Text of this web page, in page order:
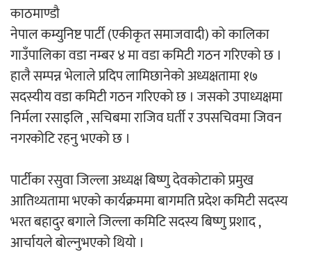
‘आइतबारको अफिस’ को परिचर्चा सम्पन्न
अर्जुन चन्द्रको ‘संवेदनाका प्रतिध्वनि’
मुक्तकसङ्ग्रह लोकार्पण
काठमाण्डौ
नेपाल कम्युनिष्ट पार्टी (एकीकृत समाजवादी) को कालिका
गाउँपालिका वडा नम्बर ४ मा वडा कमिटी गठन गरिएको छ ।
हालै सम्पन्न भेलाले प्रदिप लामिछानेको अध्यक्षतामा १७
सदस्यीय वडा कमिटी गठन गरिएको छ । जसको उपाध्यक्षमा
निर्मला रसाइलि , सचिबमा राजिव घर्ती र उपसचिवमा जिवन
नगरकोटि रहनु भएको छ ।
पार्टीका रसुवा जिल्ला अध्यक्ष बिष्णु देवकोटाको प्रमुख
आतिथ्यतामा भएको कार्यक्रममा बागमति प्रदेश कमिटी सदस्य
भरत बहादुर बगाले जिल्ला कमिटि सदस्य बिष्णु प्रशाद ,
आर्चायले बोल्नुभएको थियो ।